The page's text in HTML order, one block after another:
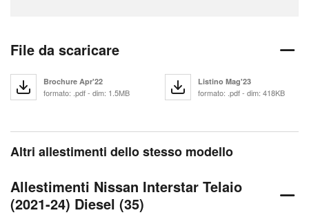
File da scaricare
Brochure Apr'22
formato: .pdf - dim: 1.5MB
Listino Mag'23
formato: .pdf - dim: 418KB
Altri allestimenti dello stesso modello
Allestimenti Nissan Interstar Telaio
(2021-24) Diesel (35)